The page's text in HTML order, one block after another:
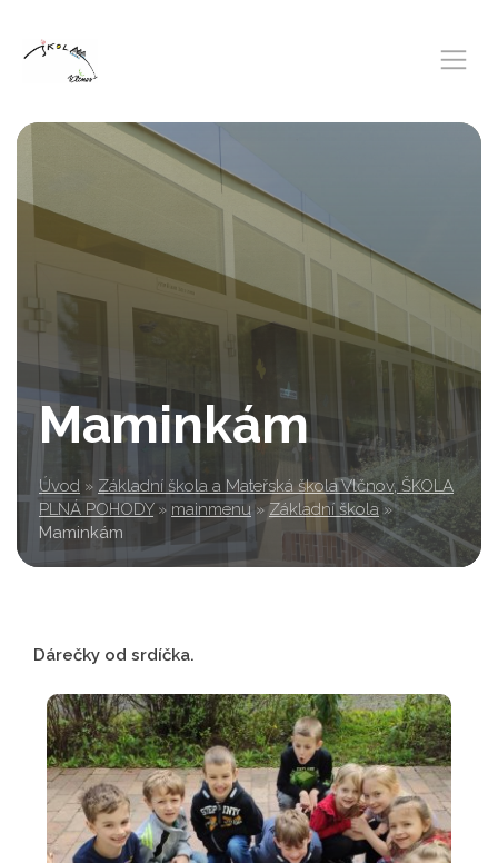
Maminkám
Úvod » Základní škola a Mateřská škola Vlčnov, ŠKOLA
PLNÁ POHODY » mainmenu » Základní škola »
Maminkám
Dárečky od srdíčka.